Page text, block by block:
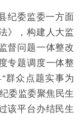
纪委监委一方面
》，构建人大监
督问题一体整改
专题调度一体整
群众点题实事为
委监委聚焦民生
该平台办结民生